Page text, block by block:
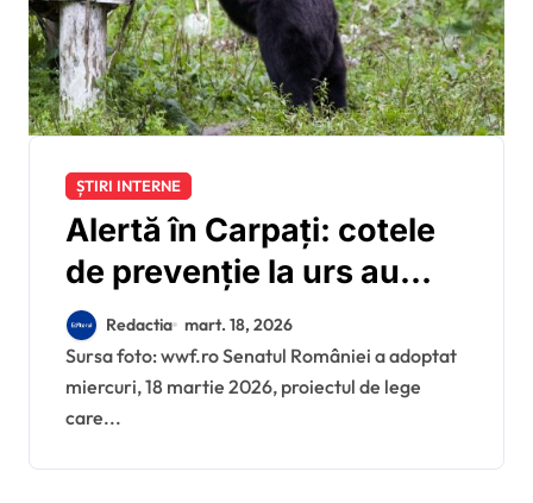
ȘTIRI INTERNE
Alertă în Carpați: cotele
de prevenție la urs au
fost dublate prin votul
senatorilor
Redactia mart. 18, 2026
Sursa foto: wwf.ro Senatul României a adoptat
miercuri, 18 martie 2026, proiectul de lege
care...